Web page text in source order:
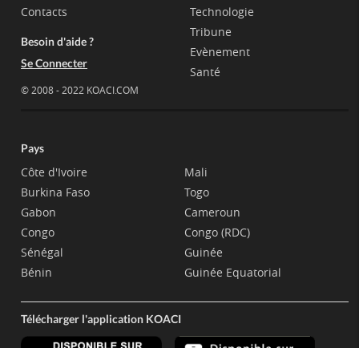
Contacts
Besoin d'aide ?
Se Connecter
© 2008 - 2022 KOACI.COM
Technologie
Tribune
Evènement
Santé
Pays
Côte d'Ivoire
Burkina Faso
Gabon
Congo
Sénégal
Bénin
Mali
Togo
Cameroun
Congo (RDC)
Guinée
Guinée Equatorial
Télécharger l'application KOACI